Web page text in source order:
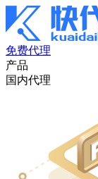
免费代理
产品
国内代理